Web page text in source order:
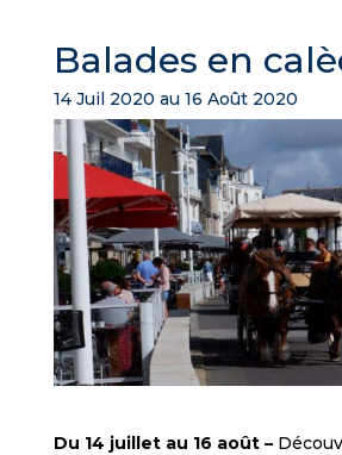
Balades en
14 Juil 2020 au 16 Août 2020
Du 14 juillet au 16 août –